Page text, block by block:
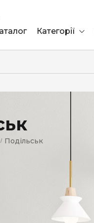
Категорії
Nano
Без фільтра
Смакові (капсула)
/ Подільськ